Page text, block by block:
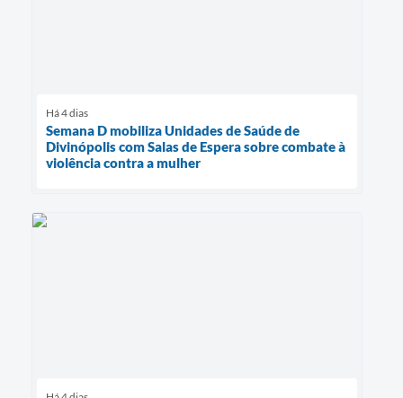
Há 4 dias
Semana D mobiliza Unidades de Saúde de
Divinópolis com Salas de Espera sobre combate à
violência contra a mulher